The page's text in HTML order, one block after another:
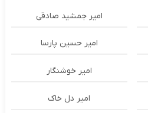
امیر جمشید صادقی
امیر حسین پارسا
امیر خوشنگار
امیر دل خاک